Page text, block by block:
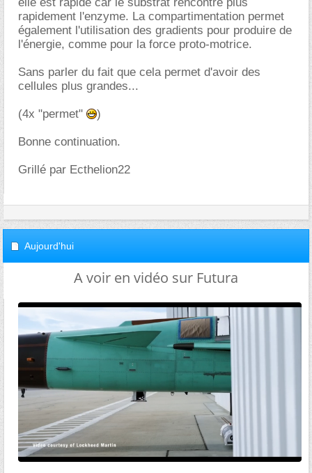
rapidement l'enzyme. La compartimentation permet
également l'utilisation des gradients pour produire de
l'énergie, comme pour la force proto-motrice.
Sans parler du fait que cela permet d'avoir des
cellules plus grandes...
(4x "permet" )
Bonne continuation.
Grillé par Ecthelion22
Aujourd'hui
A voir en vidéo sur Futura